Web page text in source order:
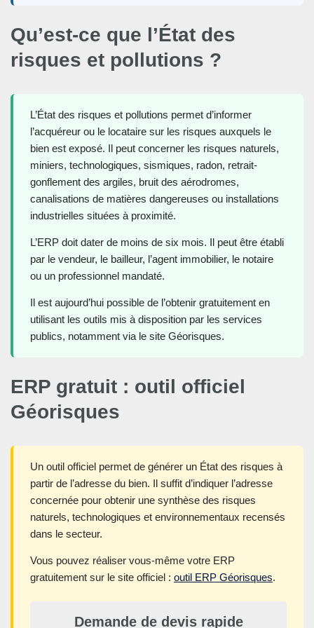
Qu’est-ce que l’État des
risques et pollutions ?
L’État des risques et pollutions permet d’informer
l’acquéreur ou le locataire sur les risques auxquels le
bien est exposé. Il peut concerner les risques naturels,
miniers, technologiques, sismiques, radon, retrait-
gonflement des argiles, bruit des aérodromes,
canalisations de matières dangereuses ou installations
industrielles situées à proximité.
L’ERP doit dater de moins de six mois. Il peut être établi
par le vendeur, le bailleur, l’agent immobilier, le notaire
ou un professionnel mandaté.
Il est aujourd’hui possible de l’obtenir gratuitement en
utilisant les outils mis à disposition par les services
publics, notamment via le site Géorisques.
ERP gratuit : outil officiel
Géorisques
Un outil officiel permet de générer un État des risques à
partir de l’adresse du bien. Il suffit d’indiquer l’adresse
concernée pour obtenir une synthèse des risques
naturels, technologiques et environnementaux recensés
dans le secteur.
Vous pouvez réaliser vous-même votre ERP
gratuitement sur le site officiel : outil ERP Géorisques.
Demande de devis rapide